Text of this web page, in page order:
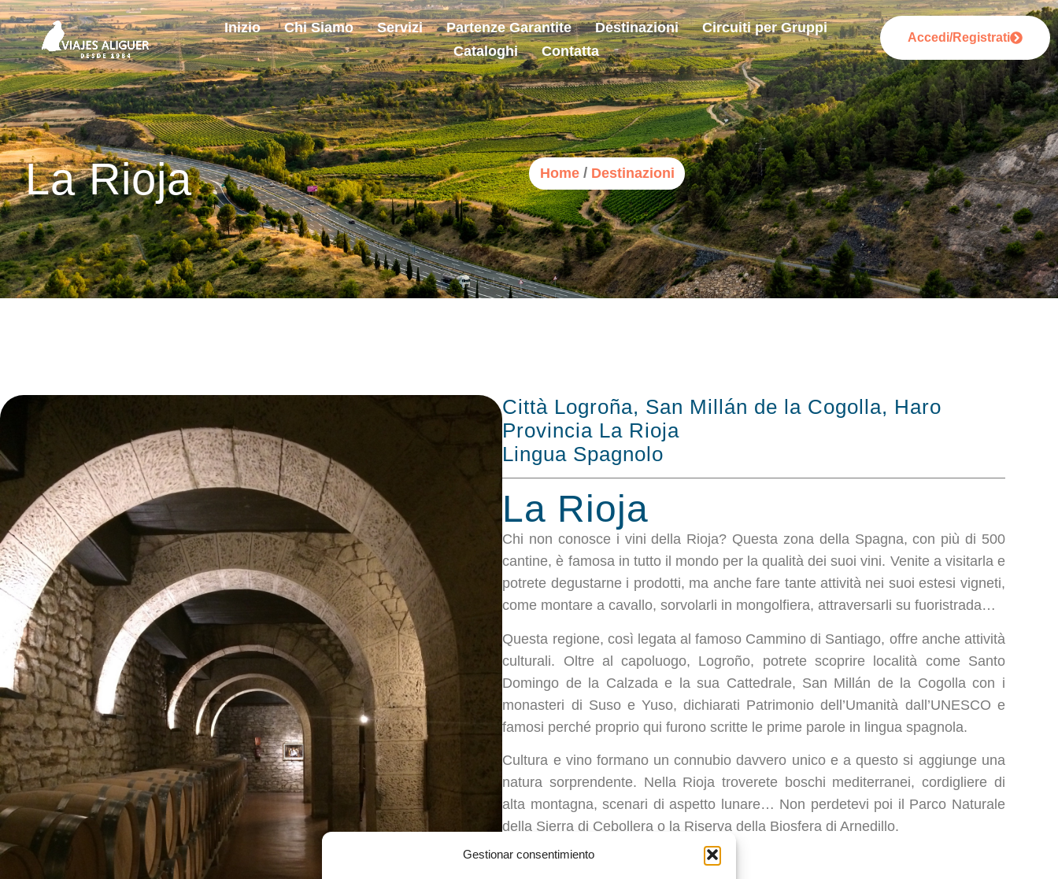
Gestionar consentimiento
Inizio Chi Siamo Servizi Partenze Garantite Destinazioni
Circuiti per Gruppi
Cataloghi
Contatta
Accedi/Registrati
La Rioja Home/ Destinazioni
Città Logroña, San Millán de la Cogolla, Haro
Provincia La Rioja
Lingua Spagnolo
La Rioja
Chi non conosce i vini della Rioja? Questa zona della Spagna, con più di 500
cantine, è famosa in tutto il mondo per la qualità dei suoi vini. Venite a visitarla e
potrete degustarne i prodotti, ma anche fare tante attività nei suoi estesi vigneti,
come montare a cavallo, sorvolarli in mongolfiera, attraversarli su fuoristrada…
Questa regione, così legata al famoso Cammino di Santiago, offre anche attività
culturali. Oltre al capoluogo, Logroño, potrete scoprire località come Santo
Domingo de la Calzada e la sua Cattedrale, San Millán de la Cogolla con i
monasteri di Suso e Yuso, dichiarati Patrimonio dell’Umanità dall’UNESCO e
famosi perché proprio qui furono scritte le prime parole in lingua spagnola.
Cultura e vino formano un connubio davvero unico e a questo si aggiunge una
natura sorprendente. Nella Rioja troverete boschi mediterranei, cordigliere di
alta montagna, scenari di aspetto lunare… Non perdetevi poi il Parco Naturale
della Sierra di Cebollera o la Riserva della Biosfera di Arnedillo.